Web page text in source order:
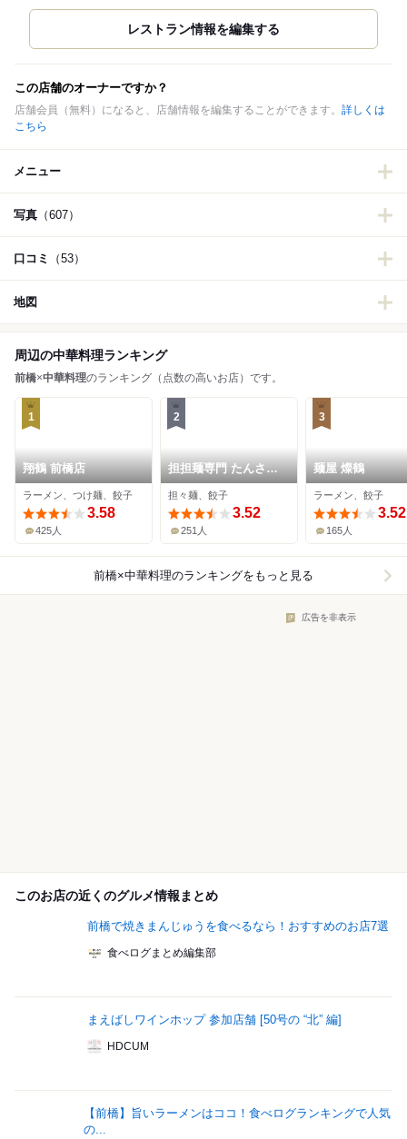
この店舗のオーナーですか？
店舗会員（無料）になると、店舗情報を編集することができます。 詳しくは
こちら
メニュー
写真 （607）
口コミ （53）
地図
周辺の中華料理ランキング
前橋×中華料理のランキング（点数の高いお店）です。
1
翔鶴 前橋店
ラーメン、つけ麺、餃子
3.58
425人
2
担担麺専門 たんさゐ
ぼう
担々麺、餃子
3.52
251人
3
麺屋 燦鶴
ラーメン、餃子
3.52
165人
前橋×中華料理のランキングをもっと見る
広告を非表示
このお店の近くのグルメ情報まとめ
前橋で焼きまんじゅうを食べるなら！おすすめのお店7選
食べログまとめ編集部
まえばしワインホップ 参加店舗 [50号の “北” 編]
HDCUM
【前橋】旨いラーメンはココ！食べログランキングで人気
の...